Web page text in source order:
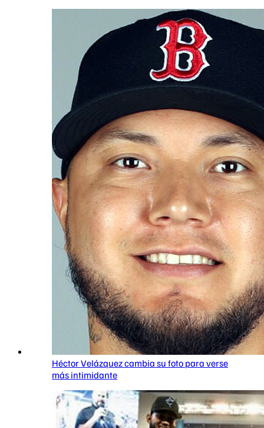
Héctor Velázquez cambia su foto para verse
más intimidante